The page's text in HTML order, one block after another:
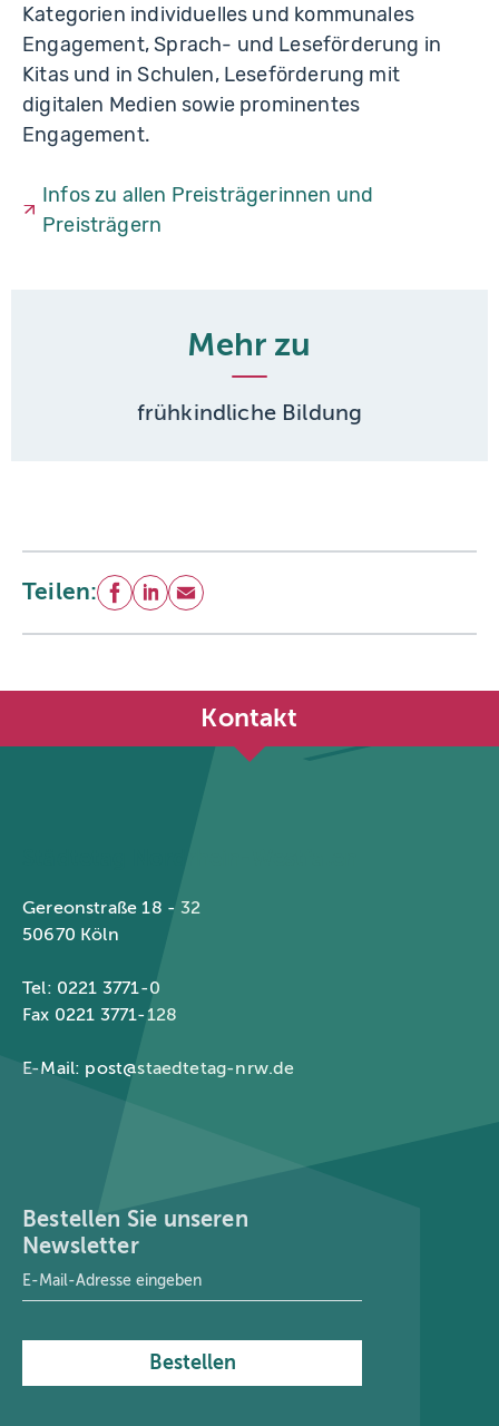
Kategorien individuelles und kommunales
Engagement, Sprach- und Leseförderung in
Kitas und in Schulen, Leseförderung mit
digitalen Medien sowie prominentes
Engagement.
Infos zu allen Preisträgerinnen und
Preisträgern
Mehr zu
frühkindliche Bildung
Teilen: Facebook
LinkedIn
E-Mail
Kontakt
Gereonstraße 18 - 32
50670 Köln
Tel: 0221 3771-0
Fax 0221 3771-128
E-Mail: post@staedtetag-nrw.de
Bestellen Sie unseren
Newsletter
E-Mail-Adresse
Bestellen